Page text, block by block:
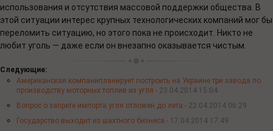
использования и отсутствия массовой поддержки общества. В
этой ситуации интерес крупных технологических компаний мог бы
переломить ситуацию, но этого пока не происходит. Никто не
любит уголь — даже если он внезапно оказывается чистым.
Следующие:
Американская компанипланирует построить на Украине три завода по
производству моторных топлив из угля - 23.04.2014 15:04
Вопрос о запрете импорта угля отложен до лета - 22.04.2014 06:29
Государство выходит из шахтного бизнеса - 17.04.2014 17:49